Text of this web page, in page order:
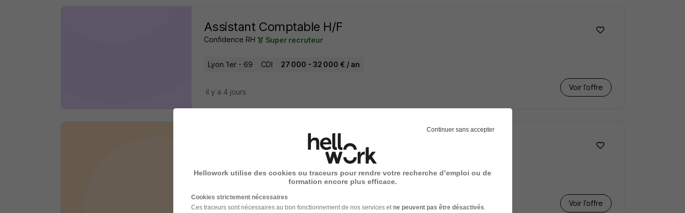
Assistant Comptable H/F
Confidence RH Super recruteur
Lyon 1er - 69 CDI 27 000 - 32 000 € / an
Voir l’offre
il y a 4 jours
Assistant Comptable - Lyon H/F
28 000 - 35 000 € / an
Voir l’offre
il y a 4 jours
Continuer sans accepter
Hellowork utilise des cookies ou traceurs pour rendre votre recherche d’emploi ou de
formation encore plus efficace.
Cookies strictement nécessaires
Ces traceurs sont nécessaires au bon fonctionnement de nos services et ne peuvent pas être désactivés